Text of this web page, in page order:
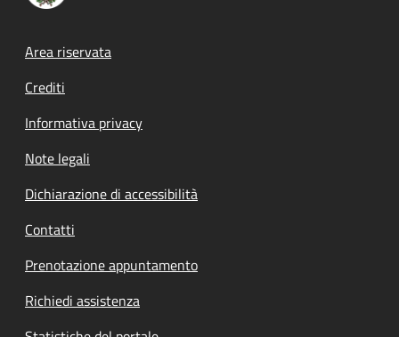
Footer menu
Area riservata
Crediti
Informativa privacy
Note legali
Dichiarazione di accessibilità
Contatti
Prenotazione appuntamento
Richiedi assistenza